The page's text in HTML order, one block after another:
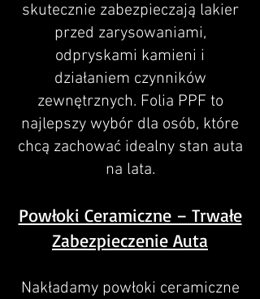
skutecznie zabezpieczają lakier
przed zarysowaniami,
odpryskami kamieni i
działaniem czynników
zewnętrznych. Folia PPF to
najlepszy wybór dla osób, które
chcą zachować idealny stan auta
na lata.
Powłoki Ceramiczne – Trwałe
Zabezpieczenie Auta
Nakładamy powłoki ceramiczne